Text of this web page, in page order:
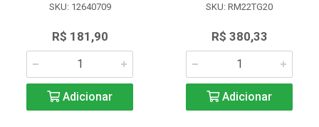
SKU: 12640709
R$ 181,90
Adicionar
SKU: RM22TG20
R$ 380,33
Adicionar